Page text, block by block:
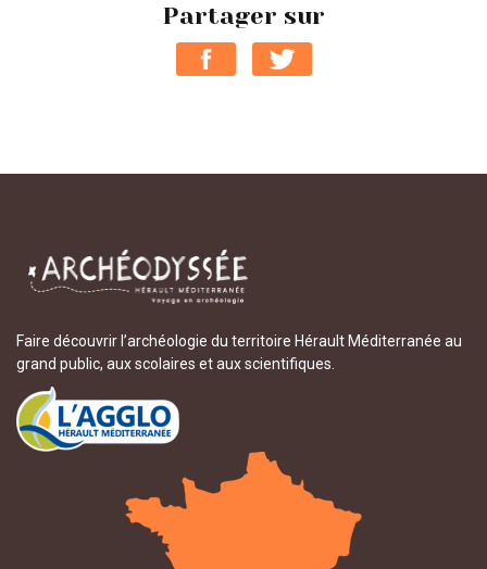
Partager sur
Faire découvrir l’archéologie du territoire Hérault Méditerranée au
grand public, aux scolaires et aux scientifiques.